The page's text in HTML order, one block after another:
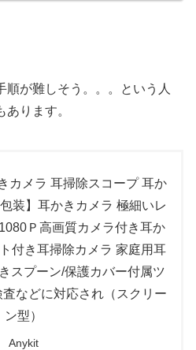
順が難しそう。。。という人
ります。
カメラ 耳掃除スコープ 耳か
装】耳かきカメラ 極細いレ
Ｐ高画質カメラ付き耳か
付き耳掃除カメラ 家庭用耳
スプーン/保護カバー付属ツ
などに対応され（スクリー
ン型）
Anykit